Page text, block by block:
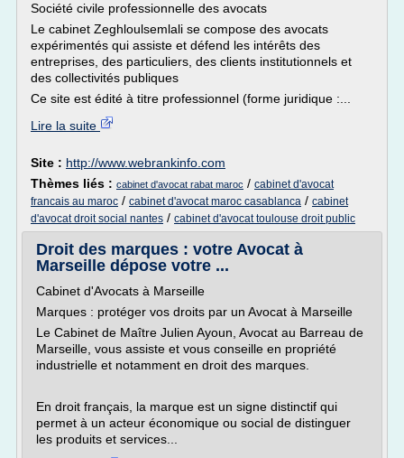
Société civile professionnelle des avocats
Le cabinet Zeghloulsemlali se compose des avocats
expérimentés qui assiste et défend les intérêts des
entreprises, des particuliers, des clients institutionnels et
des collectivités publiques
Ce site est édité à titre professionnel (forme juridique :...
Lire la suite
Site : http://www.webrankinfo.com
Thèmes liés : cabinet d'avocat rabat maroc / cabinet d'avocat
francais au maroc / cabinet d'avocat maroc casablanca / cabinet
d'avocat droit social nantes / cabinet d'avocat toulouse droit public
Droit des marques : votre Avocat à
Marseille dépose votre ...
Cabinet d'Avocats à Marseille
Marques : protéger vos droits par un Avocat à Marseille
Le Cabinet de Maître Julien Ayoun, Avocat au Barreau de
Marseille, vous assiste et vous conseille en propriété
industrielle et notamment en droit des marques.
En droit français, la marque est un signe distinctif qui
permet à un acteur économique ou social de distinguer
les produits et services...